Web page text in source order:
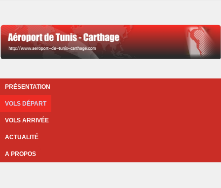
PRÉSENTATION
VOLS DÉPART
VOLS ARRIVÉE
ACTUALITÉ
A PROPOS